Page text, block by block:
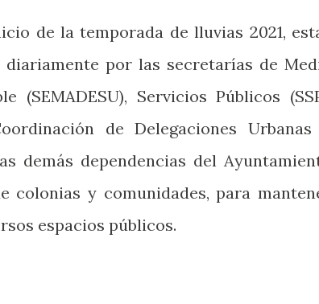
de la temporada de lluvias 2021,
por las secretarías de
(SEMADESU), Servicios Públicos
de Delegaciones
demás dependencias del
colonias y comunidades, para
espacios públicos.